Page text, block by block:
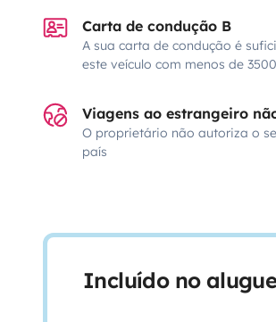
Carta de condução B
A sua carta de condução é
este veículo com menos de
Viagens ao estrangeiro
O proprietário não autoriza o
país
Incluído no